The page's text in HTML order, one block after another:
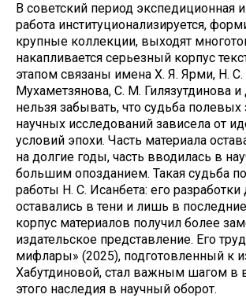
В советский период экспедиционная
работа институционализируется,
крупные коллекции, выходят
накапливается серьезный корпус
этапом связаны имена Х. Я. Ярми, Н.
Мухаметзянова, С. М. Гилязутдинова
нельзя забывать, что судьба полевых
научных исследований зависела от
условий эпохи. Часть материала
на долгие годы, часть вводилась в
большим опозданием. Такая судьба
работы Н. С. Исанбета: его
оставались в тени и лишь в
корпус материалов получил более
издательское представление. Его
мифлары» (2025), подготовленный к
Хабутдиновой, стал важным шагом в
этого наследия в научный оборот.